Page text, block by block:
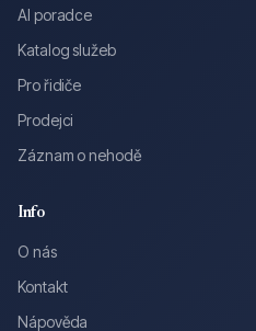
AI poradce
Katalog služeb
Pro řidiče
Prodejci
Záznam o nehodě
Info
O nás
Kontakt
Nápověda